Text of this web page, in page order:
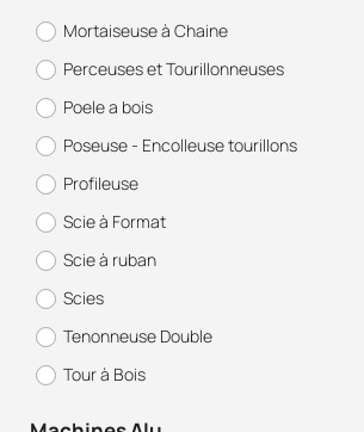
Mortaiseuse à Chaine
Perceuses et Tourillonneuses
Poele a bois
Poseuse - Encolleuse tourillons
Profileuse
Scie à Format
Scie à ruban
Scies
Tenonneuse Double
Tour à Bois